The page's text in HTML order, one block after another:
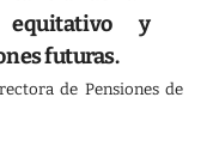
equitativo y
futuras.
de Pensiones de